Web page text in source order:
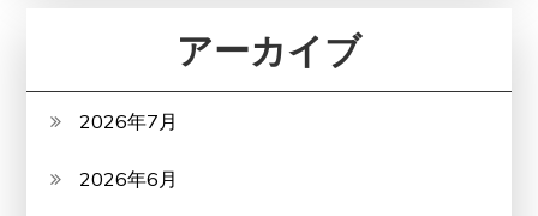
アーカイブ
2026年7月
2026年6月